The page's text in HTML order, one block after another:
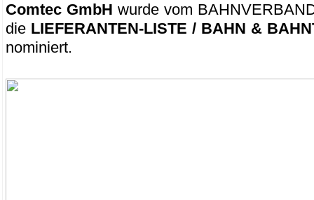
Comtec GmbH wurde vom
die LIEFERANTEN-LISTE / BAHN &
nominiert.